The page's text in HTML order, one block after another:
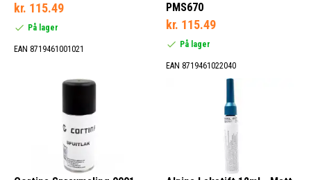
kr. 115.49
På lager
EAN 8719461001021
PMS670
kr. 115.49
På lager
EAN 8719461022040